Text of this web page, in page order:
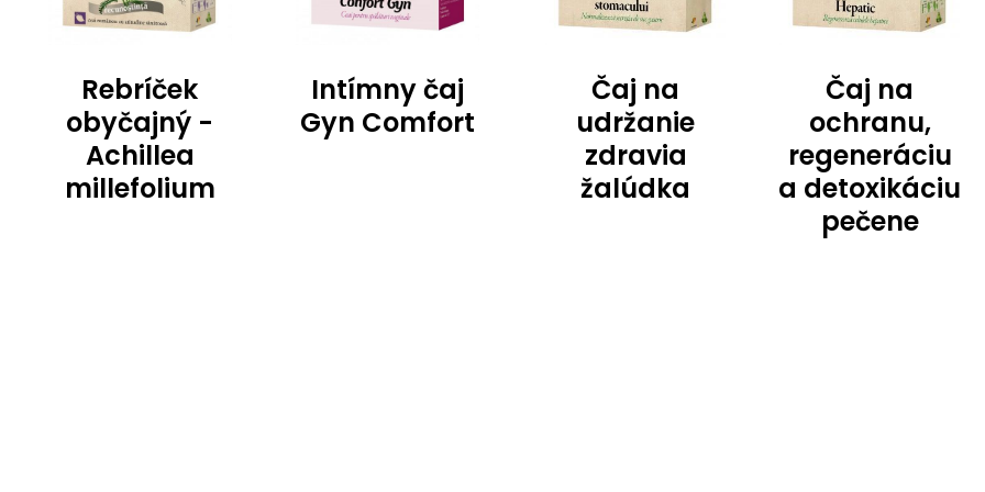
Rebríček
obyčajný -
Achillea
millefolium
Intímny čaj
Gyn Comfort
Čaj na
udržanie
zdravia
žalúdka
Čaj na
ochranu,
regeneráciu
a detoxikáciu
pečene